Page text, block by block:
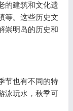
的建筑和文化遗
等。这些历史文
崇明岛的历史和
节也有不同的特
泳玩水，秋季可